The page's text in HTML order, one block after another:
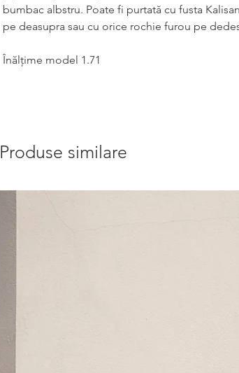
bumbac albstru. Poate fi purtată cu fusta
pe deasupra sau cu orice rochie furou pe
Înălțime model 1.71
Produse similare